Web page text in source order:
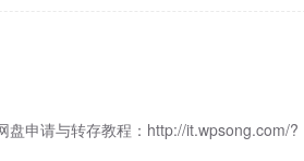
盘申请与转存教程：http://it.wpsong.com/?